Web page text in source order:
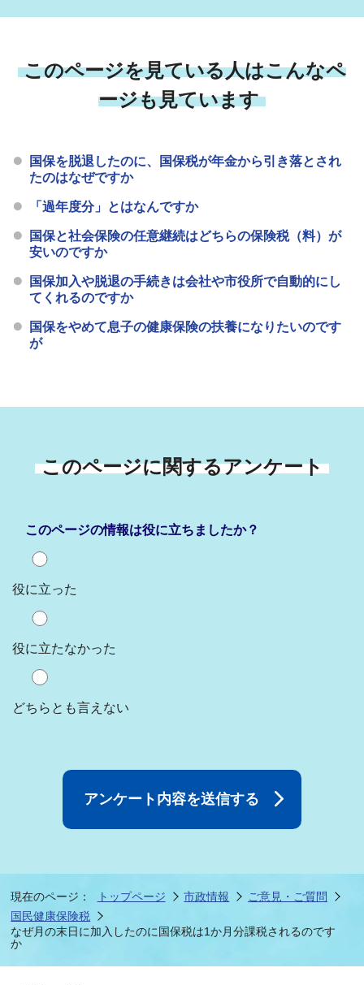
このページを見ている人はこんなペ
ージも見ています
国保を脱退したのに、国保税が年金から引き落とされ
たのはなぜですか
「過年度分」とはなんですか
国保と社会保険の任意継続はどちらの保険税（料）が
安いのですか
国保加入や脱退の手続きは会社や市役所で自動的にし
てくれるのですか
国保をやめて息子の健康保険の扶養になりたいのです
が
このページに関するアンケート
このページの情報は役に立ちましたか？
役に立った
役に立たなかった
どちらとも言えない
現在のページ： トップページ 市政情報
ご意見・ご質問
国民健康保険税
なぜ月の末日に加入したのに国保税は1か月分課税されるのです
か